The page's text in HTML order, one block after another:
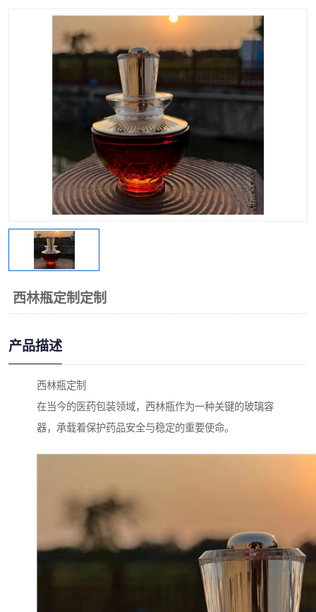
西林瓶定制定制
产品描述
西林瓶定制
在当今的医药包装领域，西林瓶作为一种关键的玻璃容
器，承载着保护药品安全与稳定的重要使命。